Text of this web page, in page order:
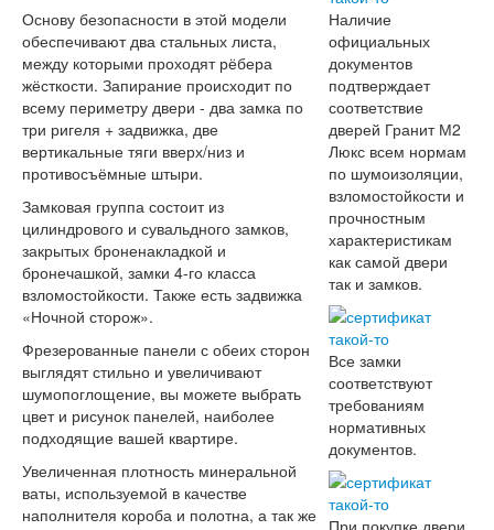
Основу безопасности в этой модели
обеспечивают два стальных листа,
между которыми проходят рёбера
жёсткости. Запирание происходит по
всему периметру двери - два замка по
три ригеля + задвижка, две
вертикальные тяги вверх/низ и
противосъёмные штыри.
Замковая группа состоит из
цилиндрового и сувальдного замков,
закрытых броненакладкой и
бронечашкой, замки 4-го класса
взломостойкости. Также есть задвижка
«Ночной сторож».
Фрезерованные панели с обеих сторон
выглядят стильно и увеличивают
шумопоглощение, вы можете выбрать
цвет и рисунок панелей, наиболее
подходящие вашей квартире.
Увеличенная плотность минеральной
ваты, используемой в качестве
наполнителя короба и полотна, а так же
Наличие
официальных
документов
подтверждает
соответствие
дверей Гранит М2
Люкс всем нормам
по шумоизоляции,
взломостойкости и
прочностным
характеристикам
как самой двери
так и замков.
Все замки
соответствуют
требованиям
нормативных
документов.
При покупке двери